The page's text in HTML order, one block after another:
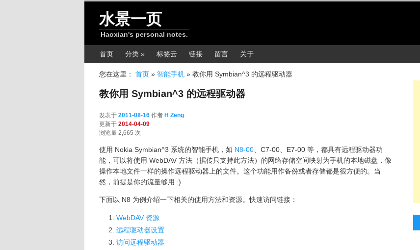
水景一页
Haoxian's personal notes.
主菜单首页 分类 » 标签云 链接 留言 关于
您在这里： 首页 » 智能手机 » 教你用 Symbian^3 的远程驱动器
教你用 Symbian^3 的远程驱动器
发表于 2011-08-16 作者 H Zeng
更新于 2014-04-09
浏览量 2,665 次
使用 Nokia Symbian^3 系统的智能手机，如 N8-00、C7-00、E7-00 等，都具有远程驱动器功
能，可以将使用 WebDAV 方法（据传只支持此方法）的网络存储空间映射为手机的本地磁盘，像
操作本地文件一样的操作远程驱动器上的文件。这个功能用作备份或者存储都是很方便的。当
然，前提是你的流量够用 :)
下面以 N8 为例介绍一下相关的使用方法和资源。快速访问链接：
WebDAV 资源
远程驱动器设置
访问远程驱动器